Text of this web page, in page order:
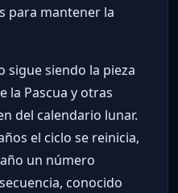
para mantener la
sigue siendo la pieza
la Pascua y otras
del calendario lunar.
el ciclo se reinicia,
un número
conocido